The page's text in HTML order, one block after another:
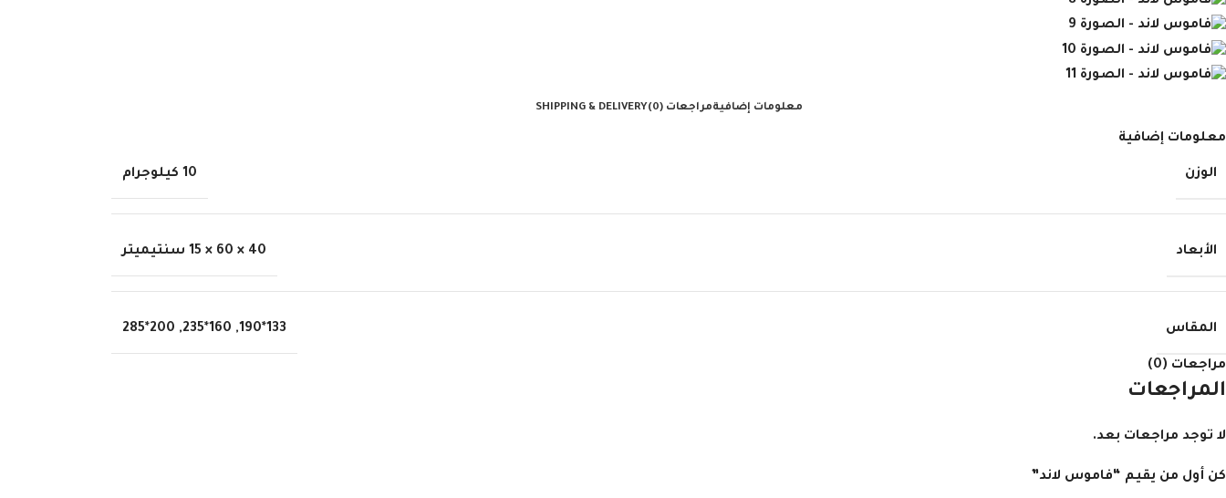
معلومات إضافيةمراجعات (0) SHIPPING & DELIVERY
معلومات إضافية
الوزن 10 كيلوجرام
الأبعاد 40 × 60 × 15 سنتيميتر
المقاس 133*190
,
160*235
,
200*285
مراجعات (0)
المراجعات
لا توجد مراجعات بعد.
كن أول من يقيم “فاموس لاند”